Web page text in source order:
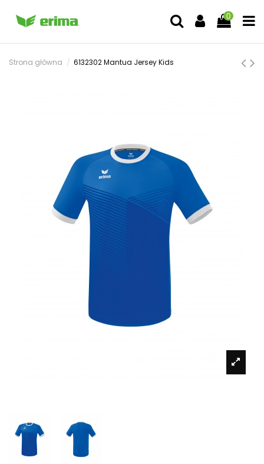
0
Strona główna 6132302 Mantua Jersey Kids